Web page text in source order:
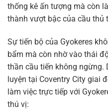
thống kê ấn tượng mà còn
thành vượt bậc của cầu thủ
Sự tiến bộ của Gyokeres
bẩm mà còn nhờ vào thái
thần cầu tiến không ngừng.
luyện tại Coventry City giai
làm việc trực tiếp với
thú vị: